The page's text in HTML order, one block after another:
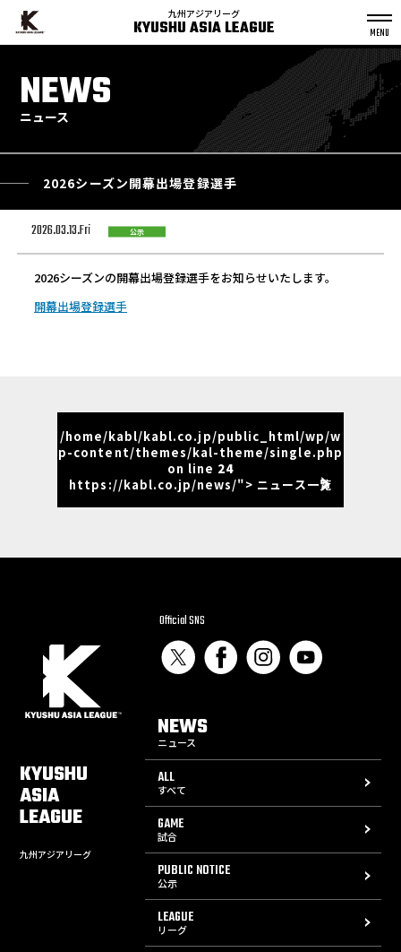
九州アジアリーグ
KYUSHU ASIA LEAGUE
NEWS
ニュース
2026シーズン開幕出場登録選手
2026.03.13.Fri 公示
2026シーズンの開幕出場登録選手をお知らせいたします。
開幕出場登録選手
/home/kabl/kabl.co.jp/public_html/wp/w
p-content/themes/kal-theme/single.php
on line 24
https://kabl.co.jp/news/"> ニュース一覧
KYUSHU
ASIA
LEAGUE
九州アジアリーグ
Official SNS
NEWS
ニュース
ALL
すべて
GAME
試合
PUBLIC NOTICE
公示
LEAGUE
リーグ